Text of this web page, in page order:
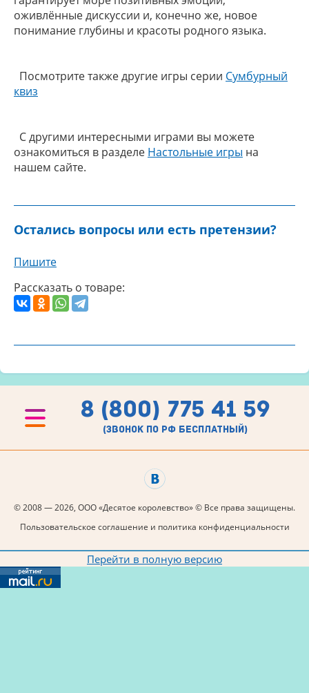
оживлённые дискуссии и, конечно же, новое
понимание глубины и красоты родного языка.
Посмотрите также другие игры серии Сумбурный
квиз
С другими интересными играми вы можете
ознакомиться в разделе Настольные игры на
нашем сайте.
Остались вопросы или есть претензии?
Пишите
Рассказать о товаре:
8 (800) 775 41 59
(звонок по рф бесплатный)
© 2008 — 2026, ООО «Десятое королевство» © Все права защищены.
Пользовательское соглашение и политика конфиденциальности
Перейти в полную версию